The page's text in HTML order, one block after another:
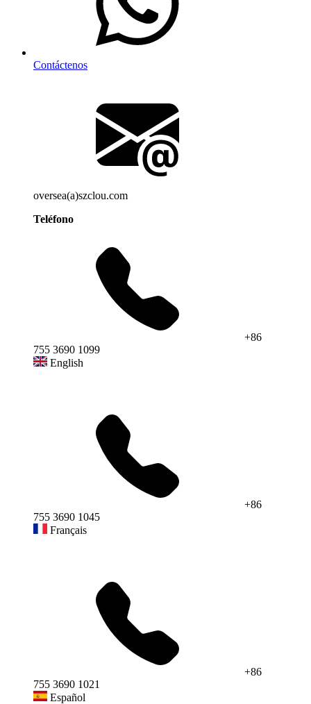
Contáctenos
oversea(a)szclou.com
Teléfono
+86
755 3690 1099
English
+86
755 3690 1045
Français
+86
755 3690 1021
Español